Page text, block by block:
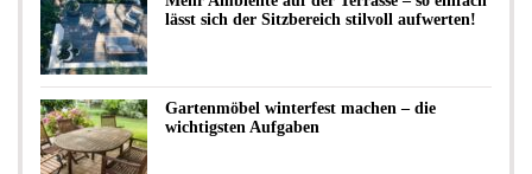
lässt sich der Sitzbereich stilvoll aufwerten!
Gartenmöbel winterfest machen – die
wichtigsten Aufgaben